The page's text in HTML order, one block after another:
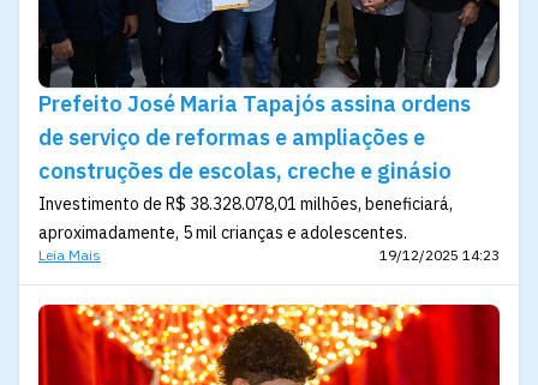
Prefeito José Maria Tapajós assina ordens
de serviço de reformas e ampliações e
construções de escolas, creche e ginásio
Investimento de R$ 38.328.078,01 milhões, beneficiará,
aproximadamente, 5 mil crianças e adolescentes.
Leia Mais 19/12/2025 14:23